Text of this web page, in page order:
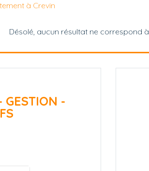
à Crevin
Désolé, aucun résultat ne correspond
GESTION -